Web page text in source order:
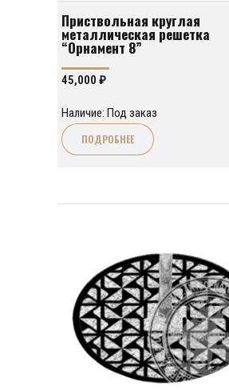
Приствольная круглая
металлическая решетка
“Орнамент 8”
45,000 ₽
Наличие: Под заказ
ПОДРОБНЕЕ